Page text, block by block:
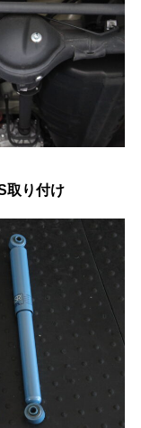
取り付け